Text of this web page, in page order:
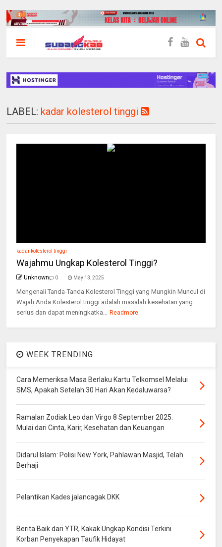
LABEL: kadar kolesterol tinggi
kadar kolesterol tinggi
Wajahmu Ungkap Kolesterol Tinggi?
Unknown 0 May 13, 2025
Mengenali Tanda-Tanda Kolesterol Tinggi yang Mungkin Muncul di
Wajah Anda Kolesterol tinggi adalah masalah kesehatan yang
serius dan dapat meningkatka... Readmore
WEEK TRENDING
Cara Memeriksa Masa Berlaku Kartu Telkomsel Melalui
SMS, Apakah Setelah 30 Hari Akan Kedaluwarsa?
Ramalan Zodiak Leo dan Virgo 8 September 2025:
Mulai dari Cinta, Karir, Kesehatan dan Keuangan
Didarul Islam: Polisi New York, Pahlawan Masjid, Telah
Berhaji
Pelantikan Kades jalancagak DKK
Berita Baik dari YTR, Kakak Ungkap Kondisi Terkini
Korban Penyekapan Taufik Hidayat